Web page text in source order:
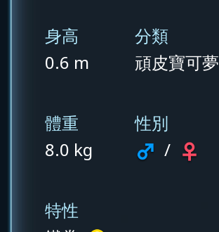
身高
0.6 m
分類
頑皮寶可夢
體重
8.0 kg
性別
/
特性